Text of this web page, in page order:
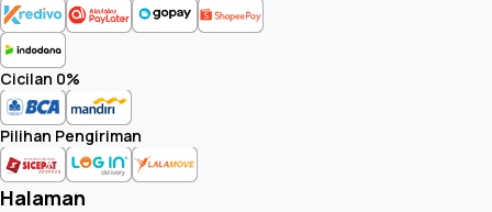
Cicilan 0%
Pilihan Pengiriman
Halaman